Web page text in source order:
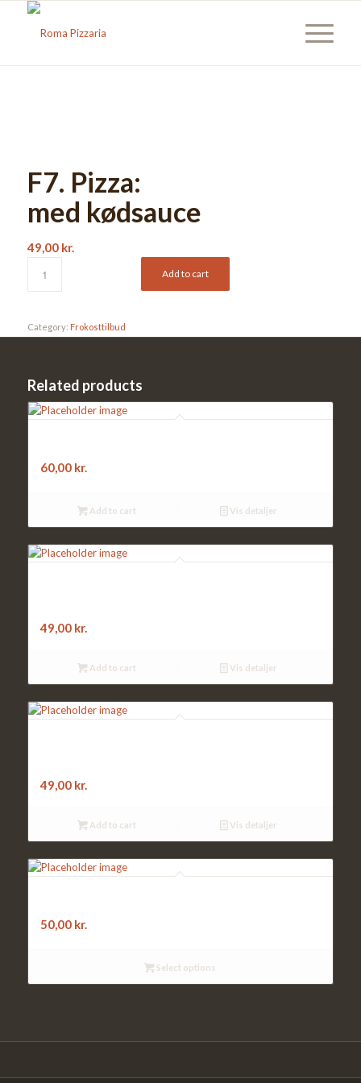
F7. Pizza:
med kødsauce
49,00 kr.
Add to cart
Category: Frokosttilbud
Related products
60,00 kr.
Add to cart Vis detaljer
49,00 kr.
Add to cart Vis detaljer
49,00 kr.
Add to cart Vis detaljer
50,00 kr.
Select options